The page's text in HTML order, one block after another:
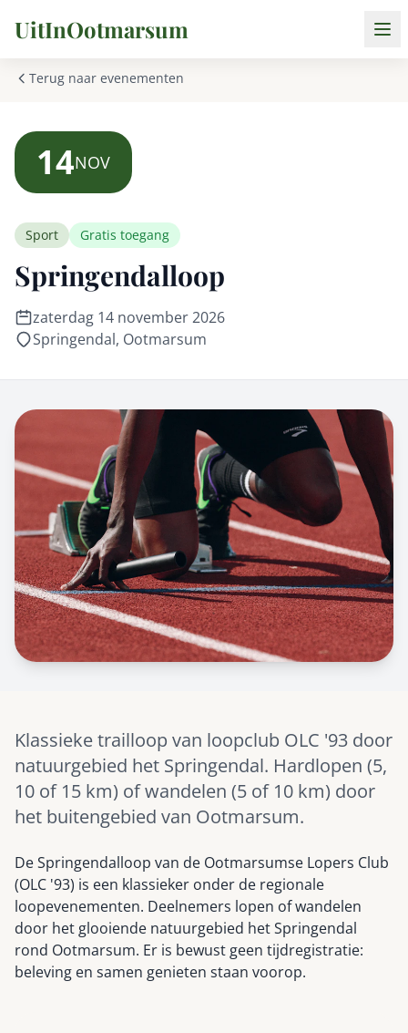
UitInOotmarsum
Terug naar evenementen
14NOV
Sport Gratis toegang
Springendalloop
zaterdag 14 november 2026
Springendal, Ootmarsum
Klassieke trailloop van loopclub OLC '93 door
natuurgebied het Springendal. Hardlopen (5,
10 of 15 km) of wandelen (5 of 10 km) door
het buitengebied van Ootmarsum.
De Springendalloop van de Ootmarsumse Lopers Club
(OLC '93) is een klassieker onder de regionale
loopevenementen. Deelnemers lopen of wandelen
door het glooiende natuurgebied het Springendal
rond Ootmarsum. Er is bewust geen tijdregistratie:
beleving en samen genieten staan voorop.